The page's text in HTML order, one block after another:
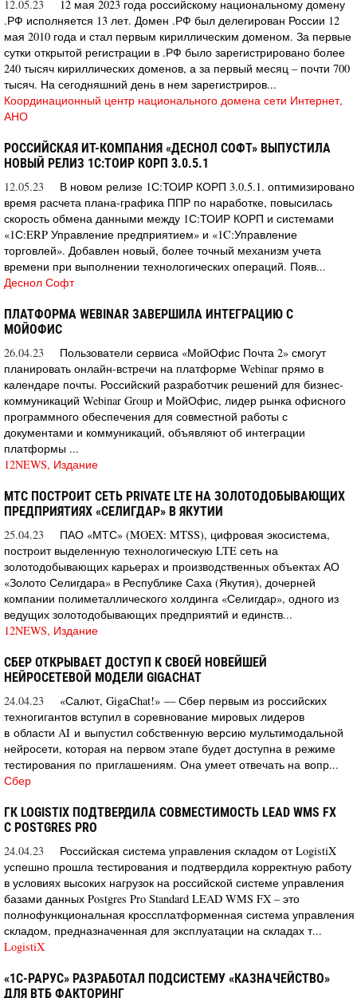
12.05.23
12 мая 2023 года российскому национальному домену
.РФ исполняется 13 лет. Домен .РФ был делегирован России 12
мая 2010 года и стал первым кириллическим доменом. За первые
сутки открытой регистрации в .РФ было зарегистрировано более
240 тысяч кириллических доменов, а за первый месяц – почти 700
тысяч. На сегодняшний день в нем зарегистриров...
Координационный центр национального домена сети Интернет,
АНО
РОССИЙСКАЯ ИТ-КОМПАНИЯ «ДЕСНОЛ СОФТ» ВЫПУСТИЛА
НОВЫЙ РЕЛИЗ 1С:ТОИР КОРП 3.0.5.1
12.05.23
В новом релизе 1С:ТОИР КОРП 3.0.5.1. оптимизировано
время расчета плана-графика ППР по наработке, повысилась
скорость обмена данными между 1С:ТОИР КОРП и системами
«1С:ERP Управление предприятием» и «1C:Управление
торговлей». Добавлен новый, более точный механизм учета
времени при выполнении технологических операций. Появ...
Деснол Софт
ПЛАТФОРМА WEBINAR ЗАВЕРШИЛА ИНТЕГРАЦИЮ С
МОЙОФИС
26.04.23
Пользователи сервиса «МойОфис Почта 2» смогут
планировать онлайн-встречи на платформе Webinar прямо в
календаре почты. Российский разработчик решений для бизнес-
коммуникаций Webinar Group и МойОфис, лидер рынка офисного
программного обеспечения для совместной работы с
документами и коммуникаций, объявляют об интеграции
платформы ...
12NEWS, Издание
МТС ПОСТРОИТ СЕТЬ PRIVATE LTE НА ЗОЛОТОДОБЫВАЮЩИХ
ПРЕДПРИЯТИЯХ «СЕЛИГДАР» В ЯКУТИИ
25.04.23
ПАО «МТС» (MOEX: MTSS), цифровая экосистема,
построит выделенную технологическую LTE сеть на
золотодобывающих карьерах и производственных объектах АО
«Золото Селигдара» в Республике Саха (Якутия), дочерней
компании полиметаллического холдинга «Селигдар», одного из
ведущих золотодобывающих предприятий и единств...
12NEWS, Издание
СБЕР ОТКРЫВАЕТ ДОСТУП К СВОЕЙ НОВЕЙШЕЙ
НЕЙРОСЕТЕВОЙ МОДЕЛИ GIGACHAT
24.04.23
«Салют, GigаСhat!» — Сбер первым из российских
техногигантов вступил в соревнование мировых лидеров
в области AI и выпустил собственную версию мультимодальной
нейросети, которая на первом этапе будет доступна в режиме
тестирования по приглашениям. Она умеет отвечать на вопр...
Сбер
ГК LOGISTIX ПОДТВЕРДИЛА СОВМЕСТИМОСТЬ LEAD WMS FX
С POSTGRES PRO
24.04.23
Российская система управления складом от LogistiX
успешно прошла тестирования и подтвердила корректную работу
в условиях высоких нагрузок на российской системе управления
базами данных Postgres Pro Standard LEAD WMS FX – это
полнофункциональная кроссплатформенная система управления
складом, предназначенная для эксплуатации на складах т...
LogistiX
«1С-РАРУС» РАЗРАБОТАЛ ПОДСИСТЕМУ «КАЗНАЧЕЙСТВО»
ДЛЯ ВТБ ФАКТОРИНГ